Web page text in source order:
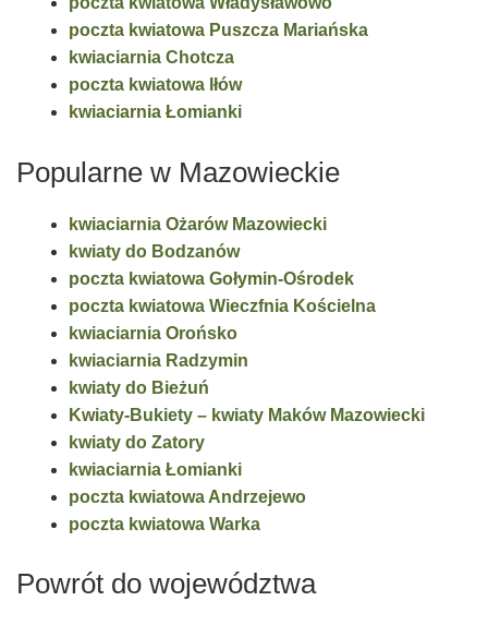
poczta kwiatowa Puszcza Mariańska
kwiaciarnia Chotcza
poczta kwiatowa Iłów
kwiaciarnia Łomianki
Popularne w Mazowieckie
kwiaciarnia Ożarów Mazowiecki
kwiaty do Bodzanów
poczta kwiatowa Gołymin-Ośrodek
poczta kwiatowa Wieczfnia Kościelna
kwiaciarnia Orońsko
kwiaciarnia Radzymin
kwiaty do Bieżuń
Kwiaty-Bukiety – kwiaty Maków Mazowiecki
kwiaty do Zatory
kwiaciarnia Łomianki
poczta kwiatowa Andrzejewo
poczta kwiatowa Warka
Powrót do województwa